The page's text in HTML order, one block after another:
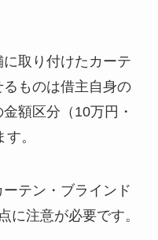
取り付けたカーテ
ものは借主自身の
額区分（10万円・
。
テン・ブラインド
に注意が必要です。